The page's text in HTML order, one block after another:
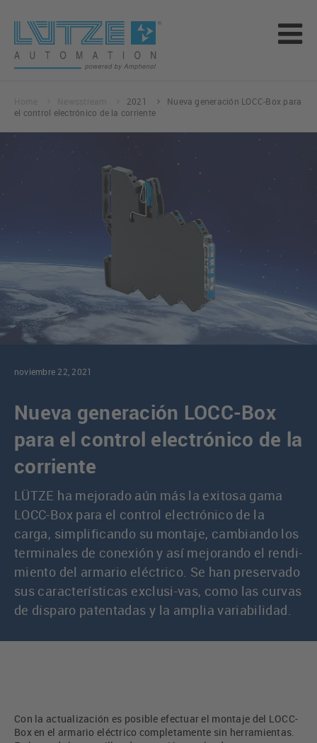
2021
Nueva generación LOCC-Box para
el control electrónico de la corriente
noviembre 22, 2021
Nueva generación LOCC-Box
para el control electrónico de la
corriente
LÜTZE ha mejorado aún más la exitosa gama
LOCC-Box para el control electrónico de la
carga, simplificando su montaje, cambiando los
terminales de conexión y así mejorando el rendi-
miento del armario eléctrico. Se han preservado
sus características exclusi-vas, como las curvas
de disparo patentadas y la amplia variabilidad.
Con la actualización es posible efectuar el montaje del LOCC-
Box en el armario eléctrico completamente sin herramientas.